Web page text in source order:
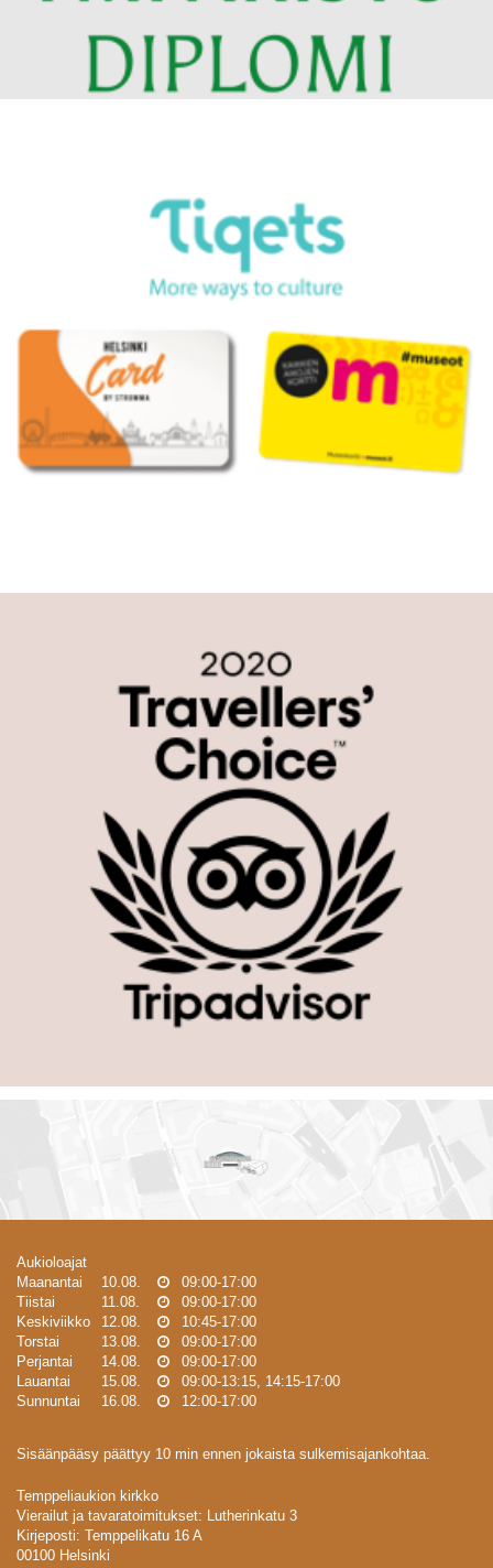
Aukioloajat
Maanantai
10.08.
09:00-17:00
Tiistai
11.08.
09:00-17:00
Keskiviikko
12.08.
10:45-17:00
Torstai
13.08.
09:00-17:00
Perjantai
14.08.
09:00-17:00
Lauantai
15.08.
09:00-13:15, 14:15-17:00
Sunnuntai
16.08. 12:00-17:00
Sisäänpääsy päättyy 10 min ennen jokaista sulkemisajankohtaa.
Temppeliaukion kirkko
Vierailut ja tavaratoimitukset: Lutherinkatu 3
Kirjeposti: Temppelikatu 16 A
00100 Helsinki